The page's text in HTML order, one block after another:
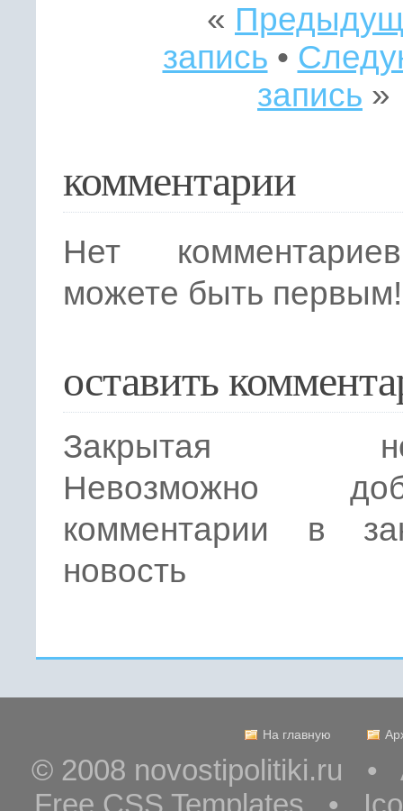
«
запись •
запись »
комментарии
Нет
можете быть первым!
оставить
Закрытая
Невозможно
комментарии в
новость
На главную
© 2008 novostipolitiki.ru •
Free CSS Templates •